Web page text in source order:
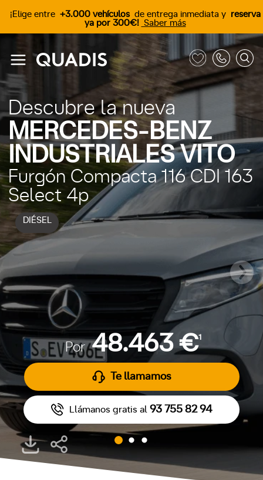
¡Elige entre +3.000 vehículos de entrega inmediata y reserva
ya por 300€! Saber más
Descubre la nueva
MERCEDES-BENZ
INDUSTRIALES VITO
DIÉSEL
Furgón Compacta 116 CDI 163
Select 4p
Por48.463 €1
Te llamamos
Llámanos gratis al 93 755 82 94